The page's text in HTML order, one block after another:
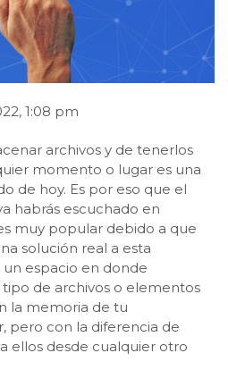
1:08 pm
archivos y de tenerlos
momento o lugar es una
de hoy. Es por eso que el
habrás escuchado en
muy popular debido a que
solución real a esta
espacio en donde
de archivos o elementos
la memoria de tu
pero con la diferencia de
ellos desde cualquier otro